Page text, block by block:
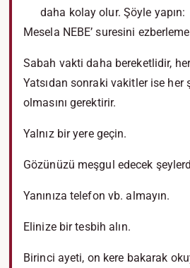
daha kolay olur. Şöyle yapın:
Mesela NEBE’ suresini
Sabah vakti daha bereketlidir,
Yatsıdan sonraki vakitler ise her
olmasını gerektirir.
Yalnız bir yere geçin.
Gözünüzü meşgul edecek
Yanınıza telefon vb. almayın.
Elinize bir tesbih alın.
Birinci ayeti, on kere bakarak